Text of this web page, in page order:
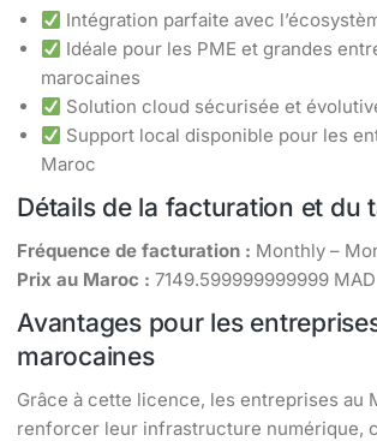
Intégration parfaite avec
Idéale pour les PME et grandes
marocaines
Solution cloud sécurisée et
Support local disponible pour les
Maroc
Détails de la facturation et du
Fréquence de facturation : Monthly –
Prix au Maroc : 7149.599999999999 MAD
Avantages pour les
marocaines
Grâce à cette licence, les entreprises au
renforcer leur infrastructure numérique,